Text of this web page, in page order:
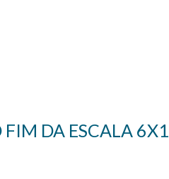
FIM DA ESCALA 6X1